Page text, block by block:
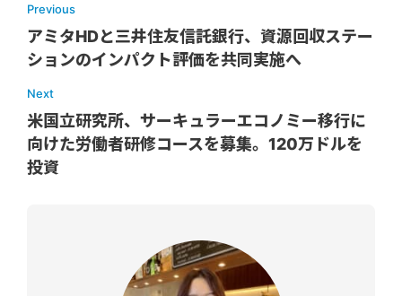
Previous
アミタHDと三井住友信託銀行、資源回収ステー
ションのインパクト評価を共同実施へ
Next
米国立研究所、サーキュラーエコノミー移行に
向けた労働者研修コースを募集。120万ドルを
投資